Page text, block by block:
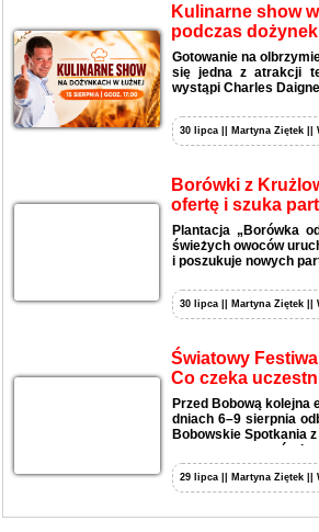
Kulinarne show
podczas
Gotowanie na
się jedna z atrakcji
wystąpi Charles
30 lipca || Martyna Ziętek ||
Borówki z
ofertę i szuka
Plantacja „Borówka
świeżych owoców
i poszukuje nowych
30 lipca || Martyna Ziętek ||
Światowy
Co czeka
Przed Bobową kolejna
dniach 6–9 sierpnia
Bobowskie Spotkania
wystaw, warsztatów i
29 lipca || Martyna Ziętek ||